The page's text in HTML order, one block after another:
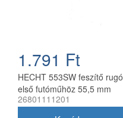
1.791 Ft
HECHT 553SW feszítő rugó
első futóműhöz 55,5 mm
26801111201